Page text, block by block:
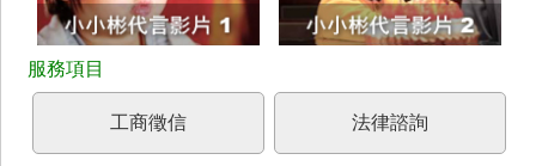
工商徵信 法律諮詢